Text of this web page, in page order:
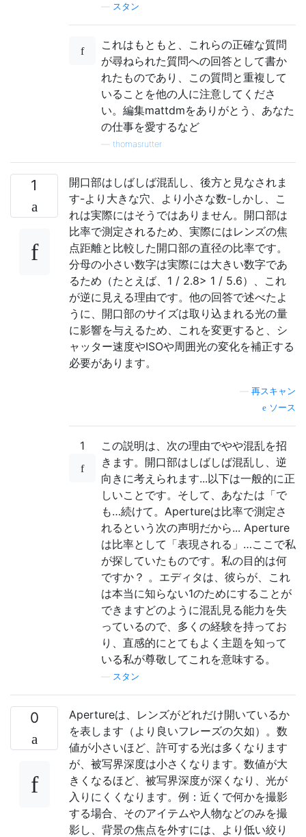
スタン
これはもともと、これらの正確な質問
が尋ねられた質問への回答として書か
れたものであり、この質問と重複して
いることを他の人に注意してくださ
い。編集mattdmをありがとう、あなた
の仕事を愛するなど
thomasrutter
1
開口部はしばしば混乱し、後方と見なされま
す-より大きな穴、より小さな数-しかし、こ
れは実際にはそうではありません。開口部は
比率で測定されるため、実際にはレンズの焦
点距離と比較した開口部の直径の比率です。
分母の小さい数字は実際には大きい数字であ
るため（たとえば、1 / 2.8> 1 / 5.6）、これ
が逆に見える理由です。他の回答で述べたよ
うに、開口部のサイズは取り込まれる光の量
に影響を与えるため、これを変更すると、シ
ャッター速度やISOや周囲光の変化を補正する
必要があります。
再スキャン
ソース
1
この説明は、次の理由でやや混乱を招
きます。開口部はしばしば混乱し、逆
向きに考えられます...以下は一般的に正
しいことです。そして、あなたは「で
も…続けて。Apertureは比率で測定さ
れるという次の声明だから... Aperture
は比率として「表現される」…ここで私
が探していたものです。私の目的は何
ですか？ 。エディタは、彼らが、これ
は本当に知らない1のためにすることが
できますどのように混乱見る能力を失
っているので、多くの経験を持ってお
り、直感的にとてもよく主題を知って
いる私が尊敬してこれを意味する。
スタン
0
Apertureは、レンズがどれだけ開いているか
を表します（より良いフレーズの欠如）。数
値が小さいほど、許可する光は多くなります
が、被写界深度は小さくなります。数値が大
きくなるほど、被写界深度が深くなり、光が
入りにくくなります。例：近くで何かを撮影
する場合、そのアイテムや人物などのみを撮
影し、背景の焦点を外すには、より低い絞り